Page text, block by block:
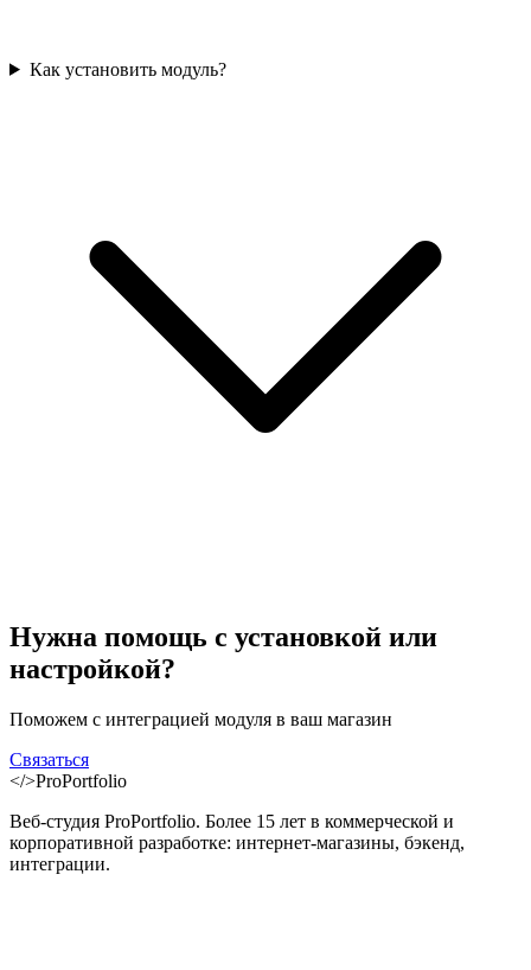
Как установить модуль?
Нужна помощь с установкой или
настройкой?
Поможем с интеграцией модуля в ваш магазин
Связаться
</>ProPortfolio
Веб-студия ProPortfolio. Более 15 лет в коммерческой и
корпоративной разработке: интернет-магазины, бэкенд,
интеграции.